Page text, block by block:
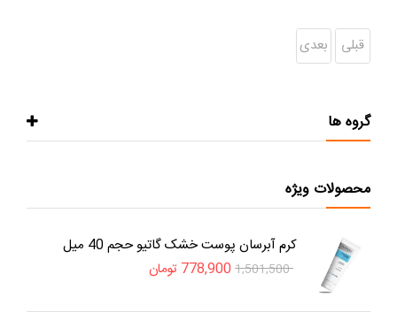
قبلی بعدی
گروه ها
محصولات ویژه
کرم آبرسان پوست خشک گاتیو حجم 40 میل
1,501,500
778,900 تومان